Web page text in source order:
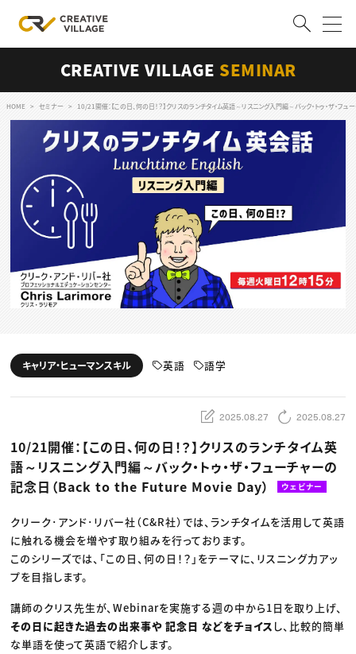
ログイン 会員登録
クリエイター求人を探す
CREATIVE JOB求人検索
特集求人
採用説明会
転職支援サービス
スキルアップしたい！
動画配信・映像制作
編集・ライティング
ディレクション
TOP Creator’s コラム トップ
Webクリエイター
ゲームクリエイター
クリエイターインタビュー
C＆R Magazine
セミナー
ニュース・トレンド トップ
Web
映像
ゲーム・エンタメ
広告
CREATIVE VILLAGEからのお知らせ
プロフェッショナル×つながる×メディア
CREATIVE VILLAGE SEMINAR
HOME セミナー 10/21開催：【この日、何の日！？】クリスのランチタイム英語～リスニング入門編～バック・トゥ・ザ・
キャリア・ヒューマンスキル 英語 語学
2025.08.27 2025.08.27
10/21開催：【この日、何の日！？】クリスのランチタイム英
語～リスニング入門編～バック・トゥ・ザ・フューチャーの
記念日（Back to the Future Movie Day）
ウェビナー
クリーク･アンド･リバー社（C&R社）では、ランチタイムを活用して英語
に触れる機会を増やす取り組みを行っております。
このシリーズでは、「この日、何の日！？」をテーマに、リスニング力アッ
プを目指します。
講師のクリス先生が、Webinarを実施する週の中から1日を取り上げ、
その日に起きた過去の出来事や 記念日 などをチョイス し、比較的簡単
な単語を使って英語で紹介します。